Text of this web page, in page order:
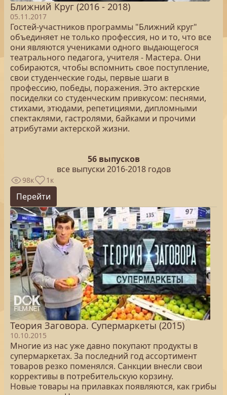
Ближний Круг (2016 - 2018)
05.11.2017
Гостей-участников программы "Ближний круг"
объединяет не только профессия, но и то, что все
они являются учениками одного выдающегося
театрального педагога, учителя - Мастера. Они
собираются, чтобы вспомнить свое поступление,
свои студенческие годы, первые шаги в
профессию, победы, поражения. Это актерские
посиделки со студенческим привкусом: песнями,
стихами, этюдами, репетициями, дипломными
спектаклями, гастролями, байками и прочими
атрибутами актерской жизни.
56 выпусков
все выпуски 2016-2018 годов
98к 1к
Перейти
Теория Заговора. Супермаркеты (2015)
10.10.2015
Многие из нас уже давно покупают продукты в
супермаркетах. За последний год ассортимент
товаров резко поменялся. Санкции внесли свои
коррективы в потребительскую корзину.
Новые товары на прилавках появляются, как грибы